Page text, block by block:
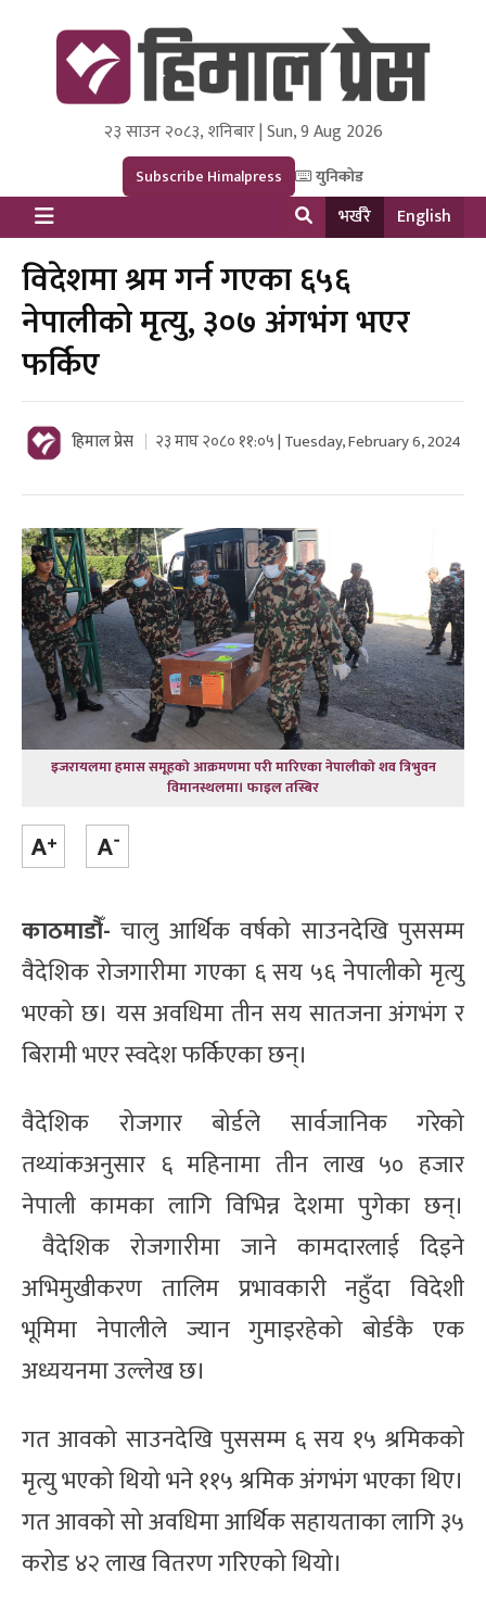
Himal Press
Dot NewsyNepal Media and Research Pvt Ltd.
२३ साउन २०८३, शनिबार | Sun, 9 Aug 2026
Subscribe Himalpress युनिकोड
भर्खरै English
विदेशमा श्रम गर्न गएका ६५६
नेपालीको मृत्यु, ३०७ अंगभंग भएर
फर्किए
हिमाल प्रेस २३ माघ २०८० ११:०५ | Tuesday, February 6, 2024
इजरायलमा हमास समूहको आक्रमणमा परी मारिएका नेपालीको शव त्रिभुवन
विमानस्थलमा। फाइल तस्बिर
काठमाडौँ- चालु आर्थिक वर्षको साउनदेखि पुससम्म
वैदेशिक रोजगारीमा गएका ६ सय ५६ नेपालीको मृत्यु
भएको छ। यस अवधिमा तीन सय सातजना अंगभंग र
बिरामी भएर स्वदेश फर्किएका छन्।
वैदेशिक रोजगार बोर्डले सार्वजानिक गरेको
तथ्यांकअनुसार ६ महिनामा तीन लाख ५० हजार
नेपाली कामका लागि विभिन्न देशमा पुगेका छन्।
वैदेशिक रोजगारीमा जाने कामदारलाई दिइने
अभिमुखीकरण तालिम प्रभावकारी नहुँदा विदेशी
भूमिमा नेपालीले ज्यान गुमाइरहेको बोर्डकै एक
अध्ययनमा उल्लेख छ।
गत आवको साउनदेखि पुससम्म ६ सय १५ श्रमिकको
मृत्यु भएको थियो भने ११५ श्रमिक अंगभंग भएका थिए।
गत आवको सो अवधिमा आर्थिक सहायताका लागि ३५
करोड ४२ लाख वितरण गरिएको थियो।